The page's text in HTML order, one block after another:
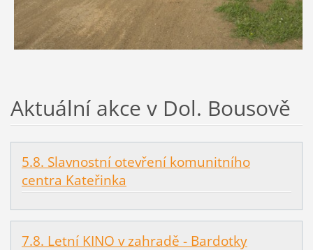
Aktuální akce v Dol. Bousově
5.8. Slavnostní otevření komunitního
centra Kateřinka
7.8. Letní KINO v zahradě - Bardotky